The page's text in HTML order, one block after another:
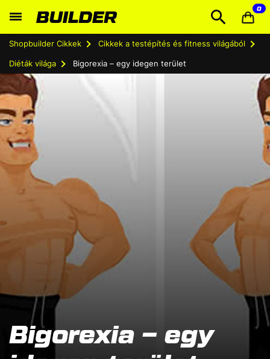
0
Shopbuilder Cikkek Cikkek a testépítés és fitness világából
Diéták világa Bigorexia – egy idegen terület
Bigorexia – egy